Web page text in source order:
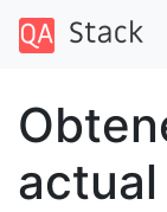
actual